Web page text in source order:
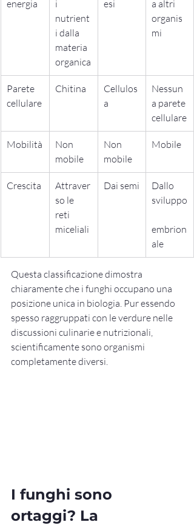
energia
i
nutrient
i dalla
materia
organica
esi
a altri
organis
mi
Parete
cellulare
Chitina
Cellulos
a
Nessun
a parete
cellulare
Mobilità
Non
mobile
Non
mobile
Mobile
Crescita
Attraver
so le
reti
miceliali
Dai semi
Dallo
sviluppo
embrion
ale
Questa classificazione dimostra
chiaramente che i funghi occupano una
posizione unica in biologia. Pur essendo
spesso raggruppati con le verdure nelle
discussioni culinarie e nutrizionali,
scientificamente sono organismi
completamente diversi.
I funghi sono
ortaggi? La